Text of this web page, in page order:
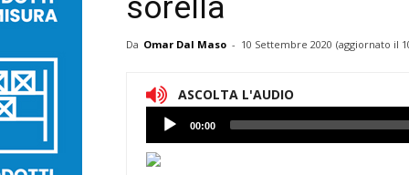
sorella
Da Omar Dal Maso - 10 Settembre 2020 (aggiornato il
ASCOLTA L'AUDIO
Lettore
Audio
00:00